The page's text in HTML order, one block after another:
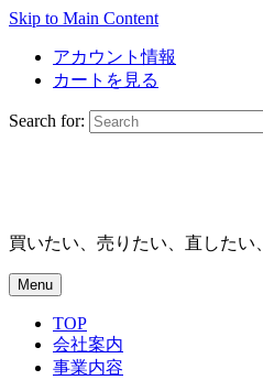
Skip to Main Content
アカウント情報
カートを見る
Search for:
買いたい、売りたい、直したい
Menu
TOP
会社案内
事業内容